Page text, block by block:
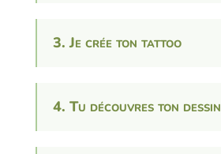
3. Je crée ton tattoo
4. Tu découvres ton dessin